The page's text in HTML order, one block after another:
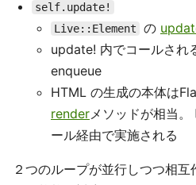
self.update!
Live::Element
の
update! 内でコールされ
enqueue
HTML の生成の本体は
renderメソッドが相当。
ール経由で実施される
２つのループが並行しつつ相